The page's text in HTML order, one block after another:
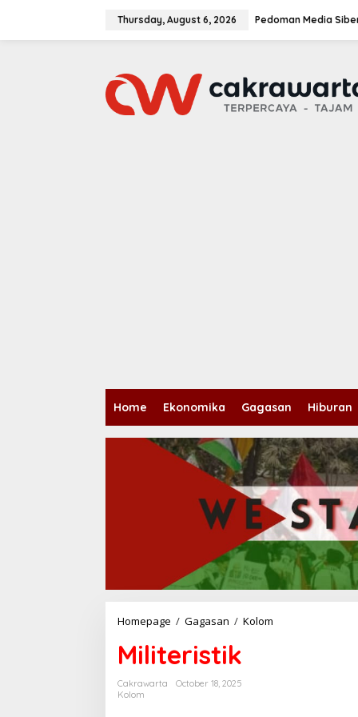
Thursday, August 6, 2026 Pedoman Media
Home Ekonomika Gagasan Hiburan
Homepage / Gagasan / Kolom
Militeristik
Cakrawarta
October 18, 2025
Kolom